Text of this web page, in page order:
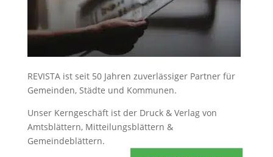
REVISTA ist seit 50 Jahren zuverlässiger Partner für
Gemeinden, Städte und Kommunen.
Unser Kerngeschäft ist der Druck & Verlag von
Amtsblättern, Mitteilungsblättern &
Gemeindeblättern.